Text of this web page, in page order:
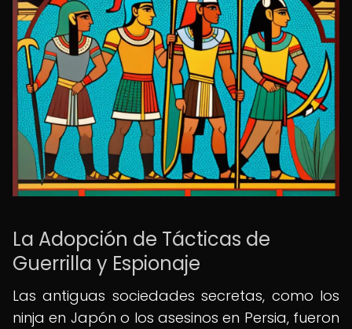
La Adopción de Tácticas de
Guerrilla y Espionaje
Las antiguas sociedades secretas, como los
ninja en Japón o los asesinos en Persia, fueron